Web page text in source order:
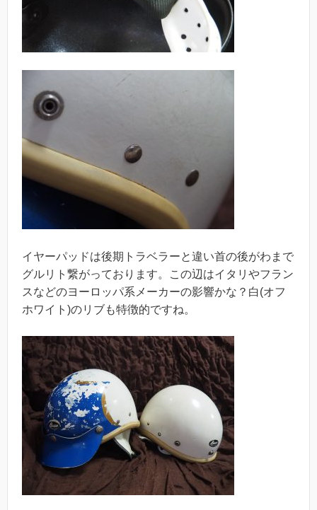
イヤーパッドは後期トラベラーと違い首の後がわまで
グルリト繋がっております。この辺はイタリやフラン
スなどのヨーロッパ系メーカーの影響かな？白(オフ
ホワイト)のリブも特徴的ですね。